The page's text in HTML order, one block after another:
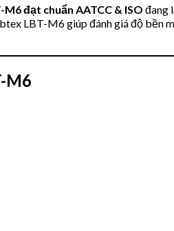
đạt chuẩn AATCC & ISO đang
LBT-M6 giúp đánh giá độ bền
M6